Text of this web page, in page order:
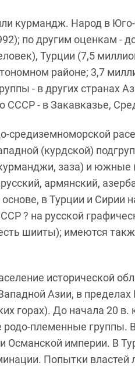
курмандж. Народ в
по другим оценкам -
Турции (7,5
районе; 3,7
- в других странах
СССР - в Закавказье,
средиземноморской
(курдской)
заза) и южные
армянский,
в Турции и Сирии
? на русской
шииты); имеются
исторической
Азии, в
горах). До начала 20
племенные группы.
Османской империи. В
Попытки